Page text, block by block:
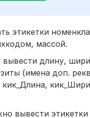
этикетки
массой.
длину,
(имена доп.
кик_Длина,
вывести этикетки